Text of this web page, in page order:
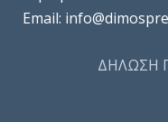
Email:
ΔΗΛΩΣΗ